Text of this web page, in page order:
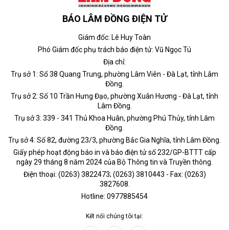
BÁO LÂM ĐỒNG ĐIỆN TỬ
Giám đốc: Lê Huy Toàn
Phó Giám đốc phụ trách báo điện tử: Vũ Ngọc Tú
Địa chỉ:
Trụ sở 1: Số 38 Quang Trung, phường Lâm Viên - Đà Lạt, tỉnh Lâm
Đồng.
Trụ sở 2: Số 10 Trần Hưng Đạo, phường Xuân Hương - Đà Lạt, tỉnh
Lâm Đồng.
Trụ sở 3: 339 - 341 Thủ Khoa Huân, phường Phú Thủy, tỉnh Lâm
Đồng.
Trụ sở 4: Số 82, đường 23/3, phường Bắc Gia Nghĩa, tỉnh Lâm Đồng.
Giấy phép hoạt động báo in và báo điện tử số 232/GP-BTTT cấp
ngày 29 tháng 8 năm 2024 của Bộ Thông tin và Truyền thông.
Điện thoại: (0263) 3822473; (0263) 3810443 - Fax: (0263)
3827608.
Hotline: 0977885454
Kết nối chúng tôi tại: